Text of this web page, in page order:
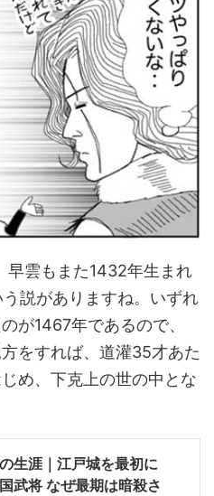
雲もまた1432年生まれ
説がありますね。いずれ
が1467年であるので、
をすれば、道灌35才あた
め、下克上の世の中とな
生涯｜江戸城を最初に
武将 なぜ最期は暗殺さ